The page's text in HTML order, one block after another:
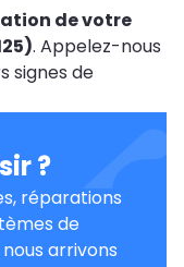
de votre
. Appelez-nous
signes de
?
réparations
de
arrivons